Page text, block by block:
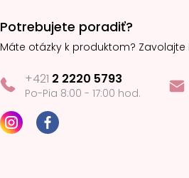
Potrebujete poradiť?
Máte otázky k produktom? Zavolajte
+421 2 2220 5793
Po-Pia 8:00 - 17:00 hod.